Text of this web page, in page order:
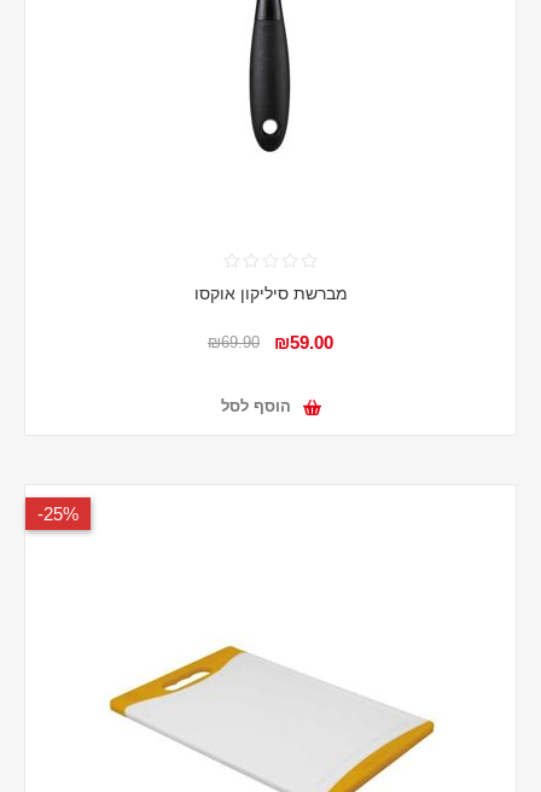
מברשת סיליקון אוקסו
₪59.00
₪69.90
הוסף לסל
25%-